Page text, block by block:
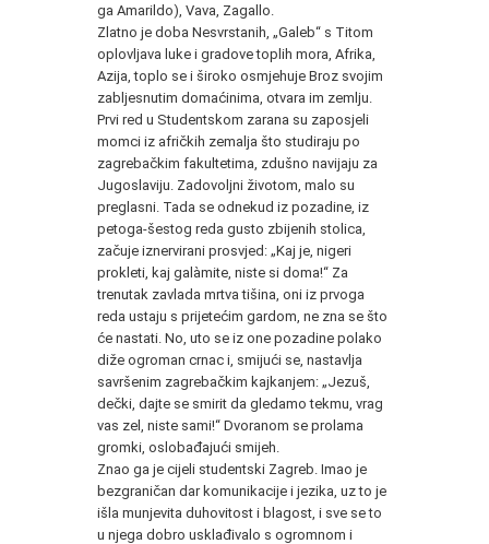
ga Amarildo), Vava, Zagallo.
Zlatno je doba Nesvrstanih, „Galeb“ s Titom
oplovljava luke i gradove toplih mora, Afrika,
Azija, toplo se i široko osmjehuje Broz svojim
zabljesnutim domaćinima, otvara im zemlju.
Prvi red u Studentskom zarana su zaposjeli
momci iz afričkih zemalja što studiraju po
zagrebačkim fakultetima, zdušno navijaju za
Jugoslaviju. Zadovoljni životom, malo su
preglasni. Tada se odnekud iz pozadine, iz
petoga-šestog reda gusto zbijenih stolica,
začuje iznervirani prosvjed: „Kaj je, nigeri
prokleti, kaj galàmite, niste si doma!“ Za
trenutak zavlada mrtva tišina, oni iz prvoga
reda ustaju s prijetećim gardom, ne zna se što
će nastati. No, uto se iz one pozadine polako
diže ogroman crnac i, smijući se, nastavlja
savršenim zagrebačkim kajkanjem: „Jezuš,
dečki, dajte se smirit da gledamo tekmu, vrag
vas zel, niste sami!“ Dvoranom se prolama
gromki, oslobađajući smijeh.
Znao ga je cijeli studentski Zagreb. Imao je
bezgraničan dar komunikacije i jezika, uz to je
išla munjevita duhovitost i blagost, i sve se to
u njega dobro usklađivalo s ogromnom i